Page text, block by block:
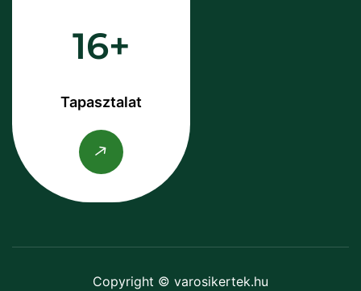
16
Tapasztalat
Copyright © varosikertek.hu